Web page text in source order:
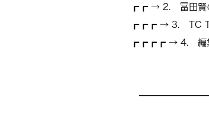
┏┏ → 2. 冨田賢
┏┏┏ → 3. TC
┏┏┏┏ → 4. 編